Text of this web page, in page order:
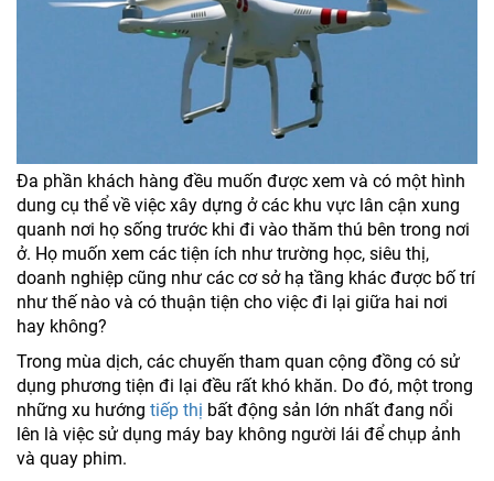
Đa phần khách hàng đều muốn được xem và có một hình
dung cụ thể về việc xây dựng ở các khu vực lân cận xung
quanh nơi họ sống trước khi đi vào thăm thú bên trong nơi
ở. Họ muốn xem các tiện ích như trường học, siêu thị,
doanh nghiệp cũng như các cơ sở hạ tầng khác được bố trí
như thế nào và có thuận tiện cho việc đi lại giữa hai nơi
hay không?
Trong mùa dịch, các chuyến tham quan cộng đồng có sử
dụng phương tiện đi lại đều rất khó khăn. Do đó, một trong
những xu hướng tiếp thị bất động sản lớn nhất đang nổi
lên là việc sử dụng máy bay không người lái để chụp ảnh
và quay phim.